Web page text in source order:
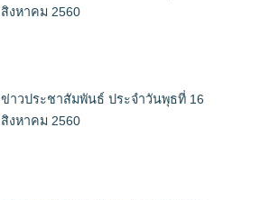
สิงหาคม 2560
ข่าวประชาสัมพันธ์ ประจำวันพุธที่ 16
สิงหาคม 2560